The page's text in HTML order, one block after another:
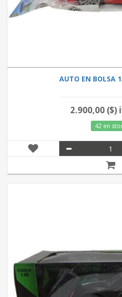
AUTO EN BOLSA
2.900,00 ($)
42 en